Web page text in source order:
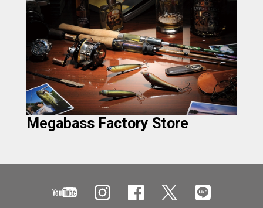
Megabass Factory Store